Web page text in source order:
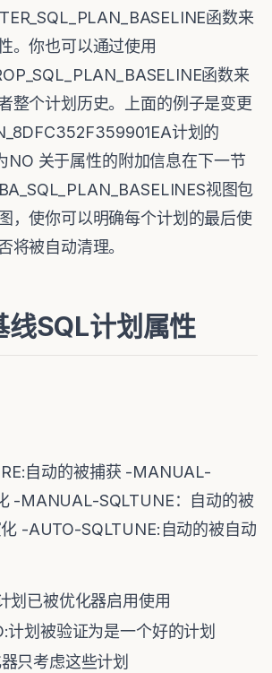
函数来
。你也可以通过使用
函数来
整个计划历史。上面的例子是变更
计划的
NO 关于属性的附加信息在下一节
视图包
，使你可以明确每个计划的最后使
将被自动清理。
线SQL计划属性
自动的被捕获 -MANUAL-
-MANUAL-SQLTUNE：自动的被
-AUTO-SQLTUNE:自动的被自动
划已被优化器启用使用
计划被验证为是一个好的计划
只考虑这些计划